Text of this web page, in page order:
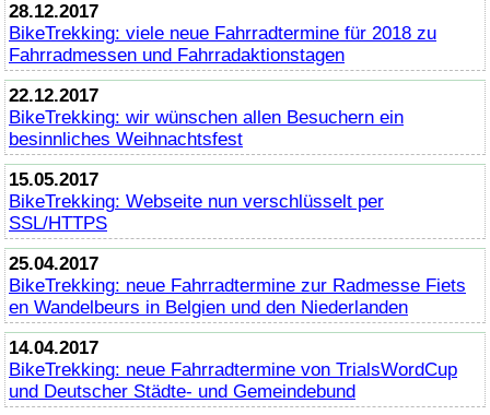
28.12.2017
BikeTrekking: viele neue Fahrradtermine für 2018 zu
Fahrradmessen und Fahrradaktionstagen
22.12.2017
BikeTrekking: wir wünschen allen Besuchern ein
besinnliches Weihnachtsfest
15.05.2017
BikeTrekking: Webseite nun verschlüsselt per
SSL/HTTPS
25.04.2017
BikeTrekking: neue Fahrradtermine zur Radmesse Fiets
en Wandelbeurs in Belgien und den Niederlanden
14.04.2017
BikeTrekking: neue Fahrradtermine von TrialsWordCup
und Deutscher Städte- und Gemeindebund